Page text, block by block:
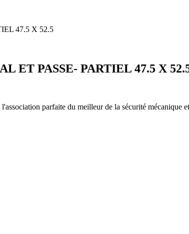
ET PASSE- PARTIEL 47.5 X
parfaite du meilleur de la sécurité mécanique